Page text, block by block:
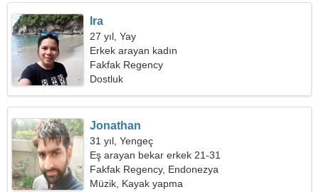
Ira
27 yıl, Yay
Erkek arayan kadın
Fakfak Regency
Dostluk
Jonathan
31 yıl, Yengeç
Eş arayan bekar erkek 21-31
Fakfak Regency, Endonezya
Müzik, Kayak yapma